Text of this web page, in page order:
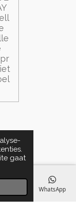
gaat
WhatsApp